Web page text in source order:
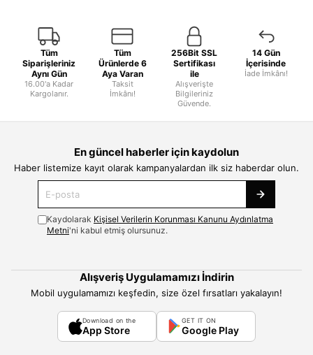
Tüm
Siparişleriniz
Aynı Gün
16.00'a Kadar
Kargolanır.
Tüm
Ürünlerde 6
Aya Varan
Taksit
İmkânı!
256Bit SSL
Sertifikası
ile
Alışverişte
Bilgileriniz
Güvende.
14 Gün
İçerisinde
İade İmkânı!
En güncel haberler için kaydolun
Haber listemize kayıt olarak kampanyalardan ilk siz haberdar olun.
Kaydolarak Kişisel Verilerin Korunması Kanunu Aydınlatma
Metni'ni kabul etmiş olursunuz.
Alışveriş Uygulamamızı İndirin
Mobil uygulamamızı keşfedin, size özel fırsatları yakalayın!
Download on the
App Store
GET IT ON
Google Play